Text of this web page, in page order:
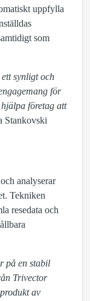
uppfylla
som
synligt och
för
företag att
Stankovski
analyserar
Tekniken
resedata och
på en stabil
Trivector
av